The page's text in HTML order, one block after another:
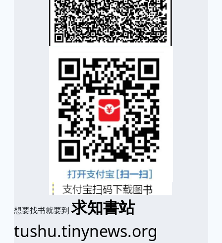
想要找书就要到求知書站
tushu.tinynews.org